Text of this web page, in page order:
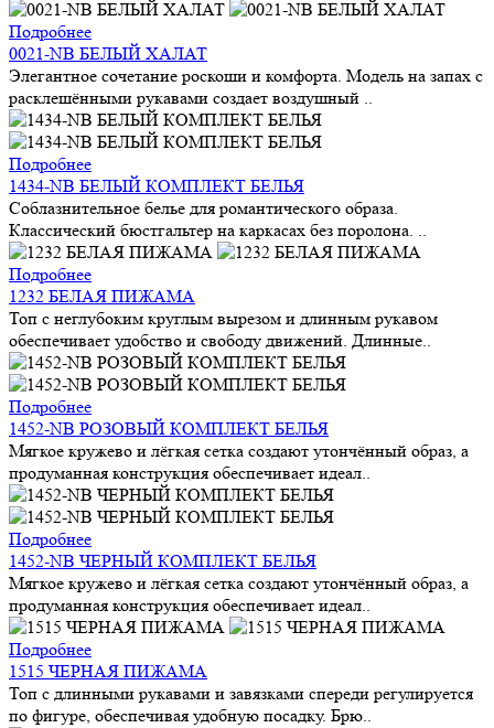
Подробнее
0021-NB БЕЛЫЙ ХАЛАТ
Элегантное сочетание роскоши и комфорта. Модель на запах с
расклешёнными рукавами создает воздушный ..
Подробнее
1434-NB БЕЛЫЙ КОМПЛЕКТ БЕЛЬЯ
Соблазнительное белье для романтического образа.
Классический бюстгальтер на каркасах без поролона. ..
Подробнее
1232 БЕЛАЯ ПИЖАМА
Топ с неглубоким круглым вырезом и длинным рукавом
обеспечивает удобство и свободу движений. Длинные..
Подробнее
1452-NB РОЗОВЫЙ КОМПЛЕКТ БЕЛЬЯ
Мягкое кружево и лёгкая сетка создают утончённый образ, а
продуманная конструкция обеспечивает идеал..
Подробнее
1452-NB ЧЕРНЫЙ КОМПЛЕКТ БЕЛЬЯ
Мягкое кружево и лёгкая сетка создают утончённый образ, а
продуманная конструкция обеспечивает идеал..
Подробнее
1515 ЧЕРНАЯ ПИЖАМА
Топ с длинными рукавами и завязками спереди регулируется
по фигуре, обеспечивая удобную посадку. Брю..